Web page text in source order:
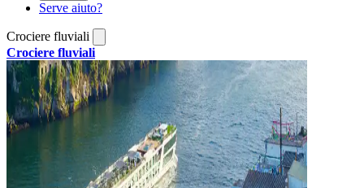
Serve aiuto?
Crociere fluviali
Crociere fluviali